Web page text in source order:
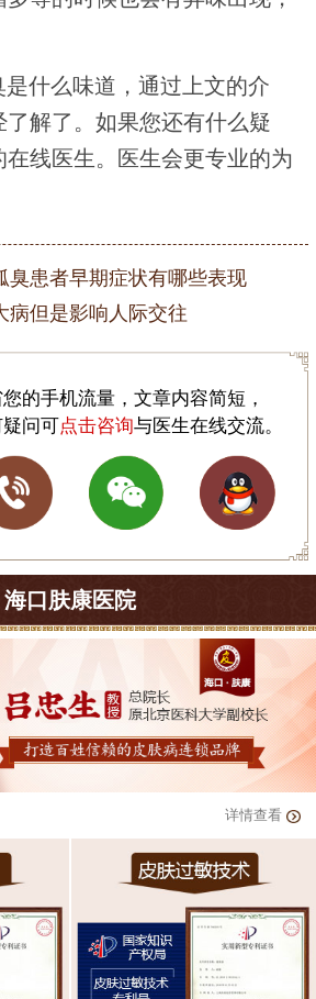
什么味道，通过上文的介
解了。如果您还有什么疑
线医生。医生会更专业的为
臭患者早期症状有哪些表现
病但是影响人际交往
的手机流量，文章内容简短，
问可点击咨询与医生在线交流。
海口肤康医院
详情查看